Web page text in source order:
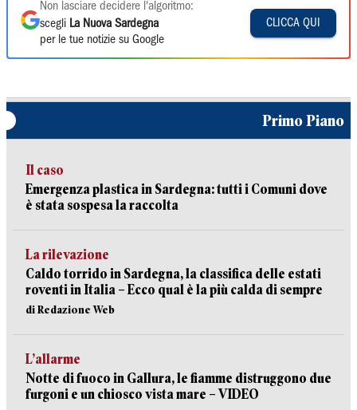
Non lasciare decidere l'algoritmo:
scegli La Nuova Sardegna
per le tue notizie su Google
CLICCA QUI
Primo Piano
Il caso
Emergenza plastica in Sardegna: tutti i Comuni dove
è stata sospesa la raccolta
La rilevazione
Caldo torrido in Sardegna, la classifica delle estati
roventi in Italia – Ecco qual è la più calda di sempre
di Redazione Web
L’allarme
Notte di fuoco in Gallura, le fiamme distruggono due
furgoni e un chiosco vista mare – VIDEO